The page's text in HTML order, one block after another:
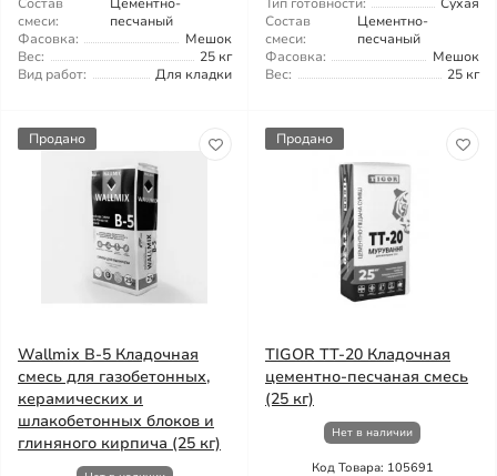
смеси:
песчаный
Фасовка:
Мешок
Вес:
25 кг
Вид работ:
Для кладки
Состав
смеси:
Цементно-
песчаный
Фасовка:
Мешок
Вес:
25 кг
Продано
Wallmix B-5 Кладочная
смесь для газобетонных,
керамических и
шлакобетонных блоков и
глиняного кирпича (25 кг)
Продано
TIGOR TT-20 Кладочная
цементно-песчаная смесь
(25 кг)
Нет в наличии
Код Товара: 105691